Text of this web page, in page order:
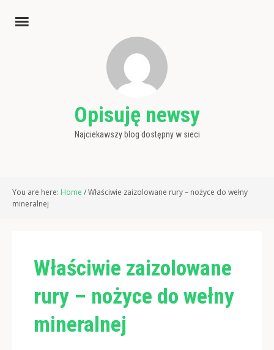
Opisuję newsy
Najciekawszy blog dostępny w sieci
You are here: Home /Właściwie zaizolowane rury – nożyce do wełny
mineralnej
Właściwie zaizolowane
rury – nożyce do wełny
mineralnej